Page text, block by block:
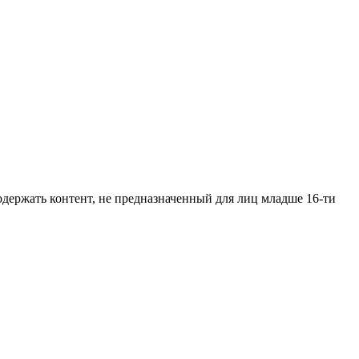
контент, не предназначенный для лиц младше 16-ти